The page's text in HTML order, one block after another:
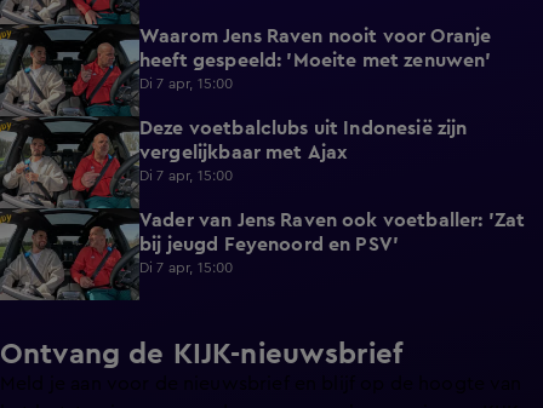
0:56
Waarom Jens Raven nooit voor Oranje
heeft gespeeld: 'Moeite met zenuwen'
Di 7 apr, 15:00
1:17
Deze voetbalclubs uit Indonesië zijn
vergelijkbaar met Ajax
Di 7 apr, 15:00
0:43
Vader van Jens Raven ook voetballer: 'Zat
bij jeugd Feyenoord en PSV'
Di 7 apr, 15:00
Ontvang de KIJK-nieuwsbrief
Meld je aan voor de nieuwsbrief en blijf op de hoogte van